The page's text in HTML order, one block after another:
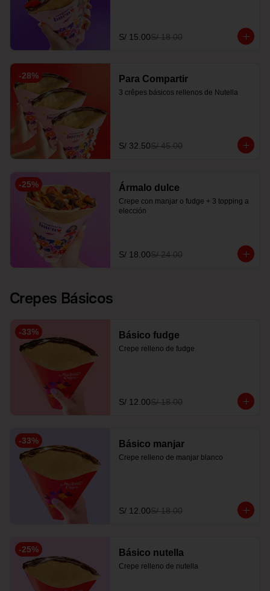
S/ 15.00S/ 18.00
-28% Para Compartir
3 crêpes básicos rellenos de Nutella
S/ 32.50S/ 45.00
-25% Ármalo dulce
Crepe con manjar o fudge + 3 topping a
elección
S/ 18.00S/ 24.00
Crepes Básicos
-33% Básico fudge
Crepe relleno de fudge
S/ 12.00S/ 18.00
-33% Básico manjar
Crepe relleno de manjar blanco
S/ 12.00S/ 18.00
-25% Básico nutella
Crepe relleno de nutella